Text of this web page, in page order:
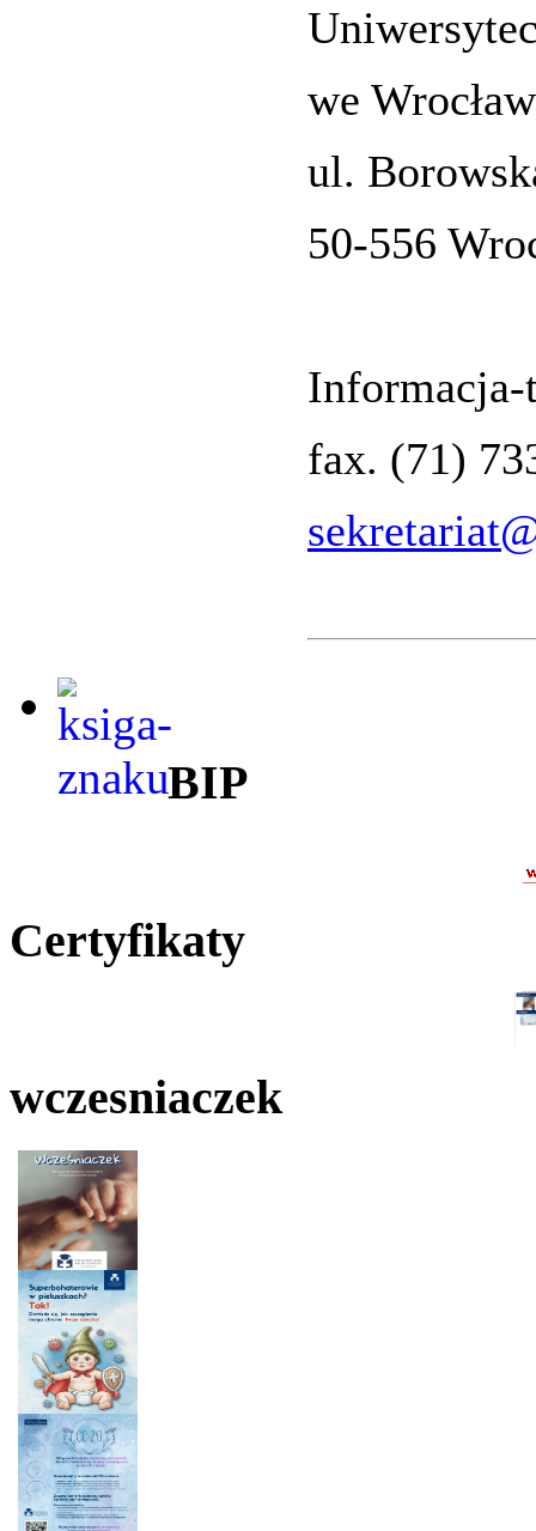
we
ul.
50-556
Informacja-
fax. (71)
BIP
Certyfikaty
wczesniaczek